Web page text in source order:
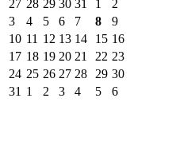
27 28 29 30 31 1
2
3
4 5 6 7 8
9
10 11 12 13 14 15 16
17 18 19 20 21 22 23
24 25 26 27 28 29 30
31 1 2 3 4 5 6